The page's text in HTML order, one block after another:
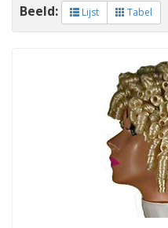
Beeld: Lijst Tabel